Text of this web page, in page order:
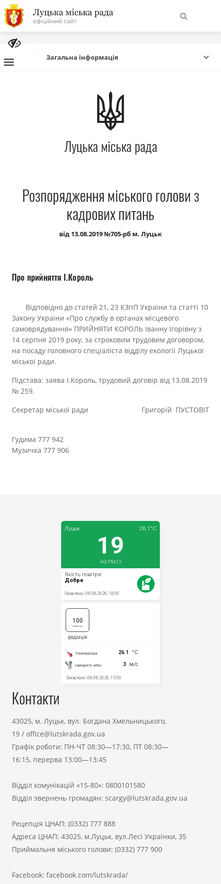
На
головну
Про місто
Міська влада
Міська рада
Публічна інформація
Прозорість влади
Загальна інформація
Луцька міська рада
Розпорядження міського голови з
кадрових питань
від 13.08.2019 №705-рб м. Луцьк
Про прийняття І.Король
Відповідно до статей 21, 23 КЗпП України та статті 10
Закону України «Про службу в органах місцевого
самоврядування» ПРИЙНЯТИ КОРОЛЬ Іванну Ігорівну з
14 серпня 2019 року, за строковим трудовим договором,
на посаду головного спеціаліста відділу екології Луцької
міської ради.
Підстава: заява І.Король, трудовий договір від 13.08.2019
№ 259.
Секретар міської ради Григорій ПУСТОВІТ
Гудима 777 942
Музичка 777 906
Контакти
43025, м. Луцьк, вул. Богдана Хмельницького,
19 / office@lutskrada.gov.ua
Графік роботи: ПН-ЧТ 08:30—17:30, ПТ 08:30—
16:15, перерва 13:00—13:45
Відділ комунікацій «15-80»: 0800101580
Відділ звернень громадян: scargy@lutskrada.gov.ua
Рецепція ЦНАП: (0332) 777 888
Адреса ЦНАП: 43025, м.Луцьк, вул.Лесі Українки, 35
Приймальня міського голови: (0332) 777 900
Facebook: facebook.com/lutskrada/